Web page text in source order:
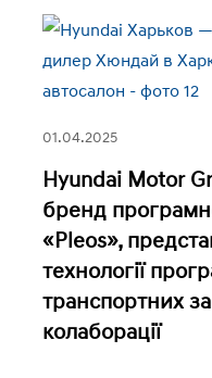
01.04.2025
Hyundai Motor
бренд
«Pleos»,
технології
транспортних
колаборації